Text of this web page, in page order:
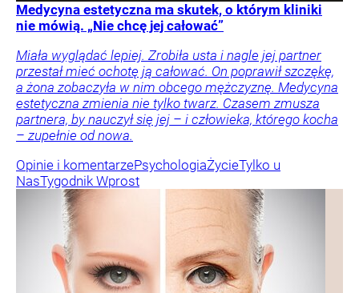
Medycyna estetyczna ma skutek, o którym kliniki
nie mówią. „Nie chcę jej całować”
Miała wyglądać lepiej. Zrobiła usta i nagle jej partner
przestał mieć ochotę ją całować. On poprawił szczękę,
a żona zobaczyła w nim obcego mężczyznę. Medycyna
estetyczna zmienia nie tylko twarz. Czasem zmusza
partnera, by nauczył się jej – i człowieka, którego kocha
– zupełnie od nowa.
Opinie i komentarzePsychologiaŻycieTylko u
NasTygodnik Wprost